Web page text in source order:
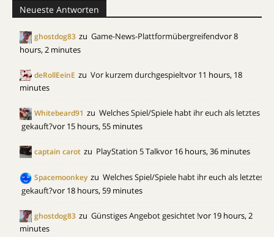
Neueste Antworten
ghostdog83 zu Game-News-Plattformübergreifendvor 8
hours, 2 minutes
deRollEeinE zu Vor kurzem durchgespieltvor 11 hours, 18
minutes
Whitebeard91 zu Welches Spiel/Spiele habt ihr euch als letztes
gekauft?vor 15 hours, 55 minutes
captain carot zu PlayStation 5 Talkvor 16 hours, 36 minutes
Spacemoonkey zu Welches Spiel/Spiele habt ihr euch als letztes
gekauft?vor 18 hours, 59 minutes
ghostdog83 zu Günstiges Angebot gesichtet !vor 19 hours, 2
minutes